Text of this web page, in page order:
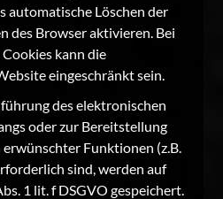
automatische Löschen der
des Browser aktivieren. Bei
kann die
eingeschränkt sein.
des elektronischen
oder zur Bereitstellung
Funktionen (z.B.
sind, werden auf
1 lit. f DSGVO gespeichert.